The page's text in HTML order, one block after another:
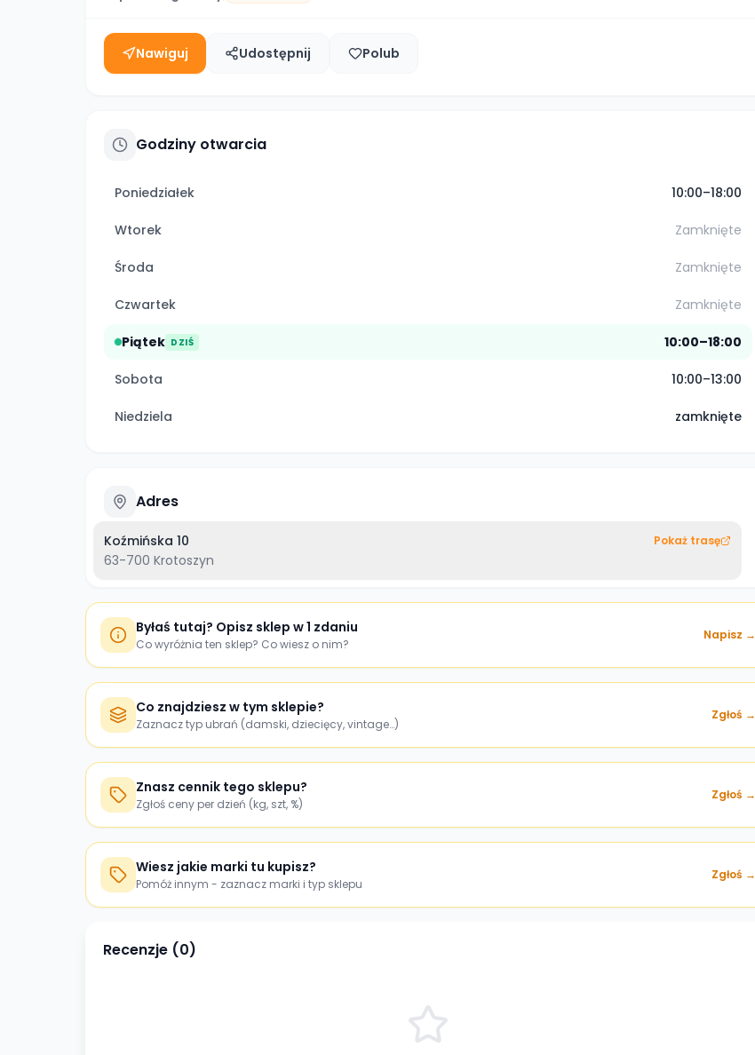
Nawiguj Udostępnij Polub
Godziny otwarcia
Poniedziałek 10:00–18:00
Wtorek Zamknięte
Środa Zamknięte
Czwartek Zamknięte
Piątek DZIŚ 10:00–18:00
Sobota 10:00–13:00
Niedziela zamknięte
Adres
Koźmińska 10
63-700 Krotoszyn
Pokaż trasę
Byłaś tutaj? Opisz sklep w 1 zdaniu
Co wyróżnia ten sklep? Co wiesz o nim?
Napisz →
Co znajdziesz w tym sklepie?
Zaznacz typ ubrań (damski, dziecięcy, vintage…)
Zgłoś →
Znasz cennik tego sklepu?
Zgłoś ceny per dzień (kg, szt, %)
Zgłoś →
Wiesz jakie marki tu kupisz?
Pomóż innym - zaznacz marki i typ sklepu
Zgłoś →
Recenzje (0)